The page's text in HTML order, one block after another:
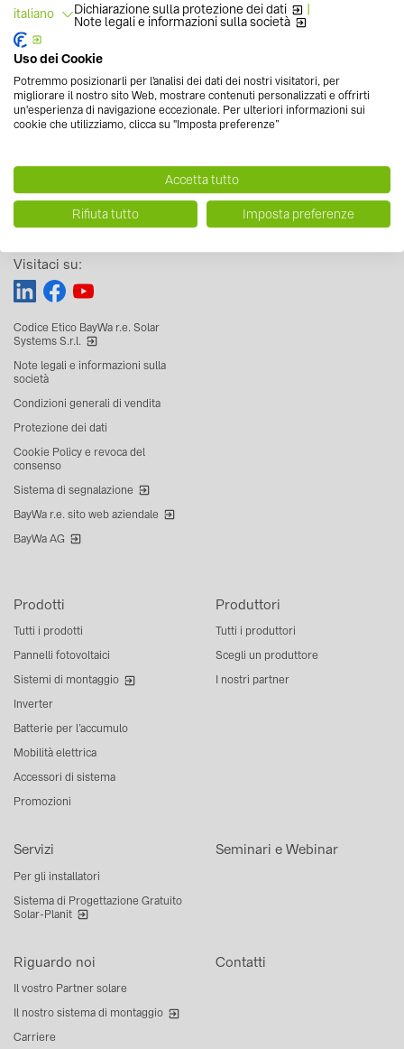
Prodotti
Tutti i prodotti
Pannelli fotovoltaici
Sistemi di montaggio
Inverter
Batterie per l’accumulo
Mobilità elettrica
Accessori di sistema
Promozioni
Produttori
Tutti i produttori
Scegli un produttore
I nostri partner
Servizi
Per gli installatori
Sistema di Progettazione Gratuito
Solar-Planit
Seminari e Webinar
Riguardo noi
Il vostro Partner solare
Il nostro sistema di montaggio
Carriere
Contatti
Webshop
Carriere
Visitaci su:
Codice Etico BayWa r.e. Solar
Systems S.r.l.
Note legali e informazioni sulla
società
Condizioni generali di vendita
Protezione dei dati
Cookie Policy e revoca del
consenso
Sistema di segnalazione
BayWa r.e. sito web aziendale
BayWa AG
italiano Dichiarazione sulla protezione dei dati |
Note legali e informazioni sulla società
Uso dei Cookie
Potremmo posizionarli per l'analisi dei dati dei nostri visitatori, per
migliorare il nostro sito Web, mostrare contenuti personalizzati e offrirti
un'esperienza di navigazione eccezionale. Per ulteriori informazioni sui
cookie che utilizziamo, clicca su "Imposta preferenze”
Accetta tutto
Rifiuta tutto Imposta preferenze